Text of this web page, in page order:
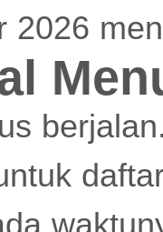
2026